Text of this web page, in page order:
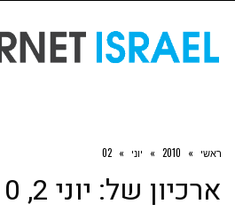
ראשי »
2010
» יוני »
02
ארכיון של: יוני 2, 2010